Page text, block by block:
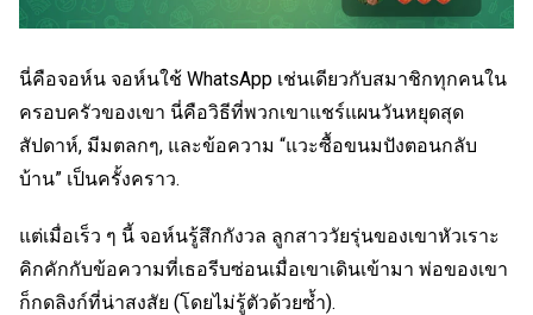
นี่คือจอห์น จอห์นใช้ WhatsApp เช่นเดียวกับสมาชิกทุกคนใน
ครอบครัวของเขา นี่คือวิธีที่พวกเขาแชร์แผนวันหยุดสุด
สัปดาห์, มีมตลกๆ, และข้อความ “แวะซื้อขนมปังตอนกลับ
บ้าน” เป็นครั้งคราว.
แต่เมื่อเร็ว ๆ นี้ จอห์นรู้สึกกังวล ลูกสาววัยรุ่นของเขาหัวเราะ
คิกคักกับข้อความที่เธอรีบซ่อนเมื่อเขาเดินเข้ามา พ่อของเขา
ก็กดลิงก์ที่น่าสงสัย (โดยไม่รู้ตัวด้วยซ้ำ).